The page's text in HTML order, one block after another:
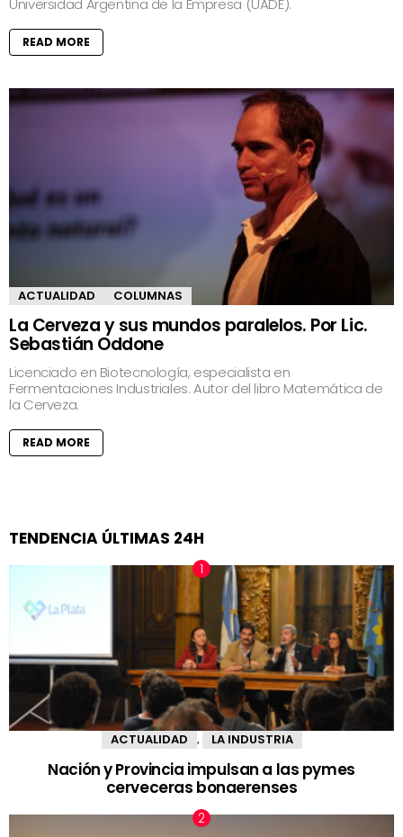
Universidad Argentina de la Empresa (UADE).
READ MORE
ACTUALIDAD COLUMNAS
La Cerveza y sus mundos paralelos. Por Lic.
Sebastián Oddone
Licenciado en Biotecnología, especialista en
Fermentaciones Industriales. Autor del libro Matemática de
la Cerveza.
READ MORE
TENDENCIA ÚLTIMAS 24H
ACTUALIDAD , LA INDUSTRIA
Nación y Provincia impulsan a las pymes
cerveceras bonaerenses